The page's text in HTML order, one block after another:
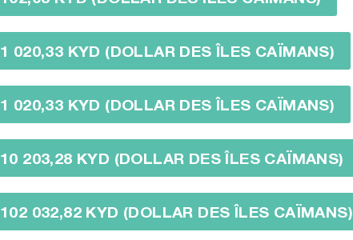
1 020,33 KYD (DOLLAR DES ÎLES CAÏMANS)
1 020,33 KYD (DOLLAR DES ÎLES CAÏMANS)
10 203,28 KYD (DOLLAR DES ÎLES CAÏMANS)
102 032,82 KYD (DOLLAR DES ÎLES CAÏMANS)